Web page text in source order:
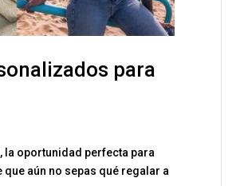
para
la oportunidad perfecta para
aún no sepas qué regalar a